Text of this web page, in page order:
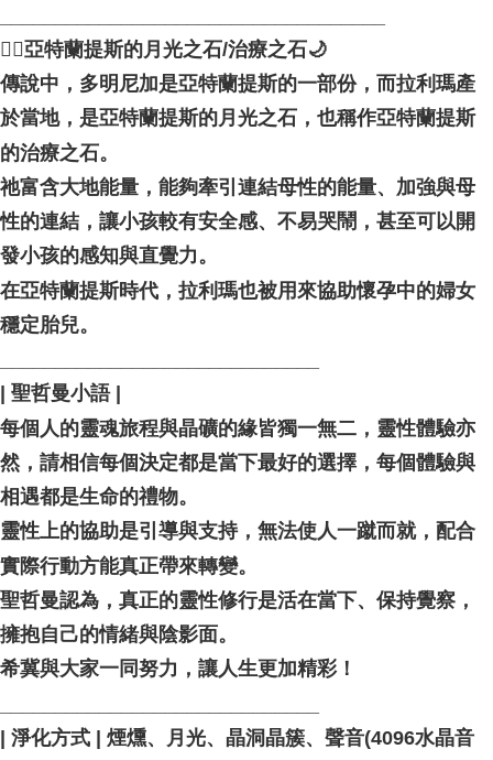
🧜‍♀️亞特蘭提斯的月光之石/治療之石🌙
傳說中，多明尼加是亞特蘭提斯的一部份，而拉利瑪產
於當地，是亞特蘭提斯的月光之石，也稱作亞特蘭提斯
的治療之石。
祂富含大地能量，能夠牽引連結母性的能量、加強與母
性的連結，讓小孩較有安全感、不易哭鬧，甚至可以開
發小孩的感知與直覺力。
在亞特蘭提斯時代，拉利瑪也被用來協助懷孕中的婦女
穩定胎兒。
| 聖哲曼小語 |
每個人的靈魂旅程與晶礦的緣皆獨一無二，靈性體驗亦
然，請相信每個決定都是當下最好的選擇，每個體驗與
相遇都是生命的禮物。
靈性上的協助是引導與支持，無法使人一蹴而就，配合
實際行動方能真正帶來轉變。
聖哲曼認為，真正的靈性修行是活在當下、保持覺察，
擁抱自己的情緒與陰影面。
希冀與大家一同努力，讓人生更加精彩！
| 淨化方式 | 煙燻、月光、晶洞晶簇、聲音(4096水晶音